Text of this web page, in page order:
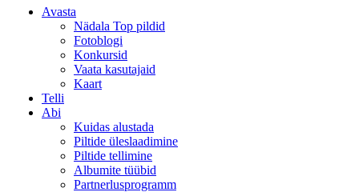
Avasta
Nädala Top pildid
Fotoblogi
Konkursid
Vaata kasutajaid
Kaart
Telli
Abi
Kuidas alustada
Piltide üleslaadimine
Piltide tellimine
Albumite tüübid
Partnerlusprogramm